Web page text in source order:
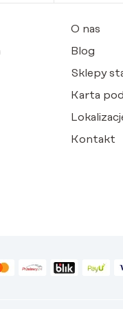
O nas
Blog
Sklepy
Karta
Kontakt